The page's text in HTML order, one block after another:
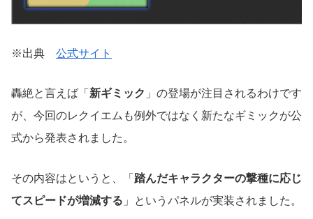
※出典 公式サイト
轟絶と言えば「 新ギミック 」の登場が注目されるわけです
が、今回のレクイエムも例外ではなく新たなギミックが公
式から発表されました。
その内容はというと、「 踏んだキャラクターの撃種に応じ
てスピードが増減する 」というパネルが実装されました。